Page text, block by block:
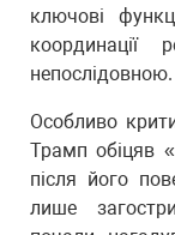
ключові
непослідовною.
Особливо
Трамп обіцяв
після його
лише